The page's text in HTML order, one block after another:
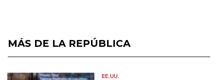
MÁS DE LA REPÚBLICA
EE.UU.